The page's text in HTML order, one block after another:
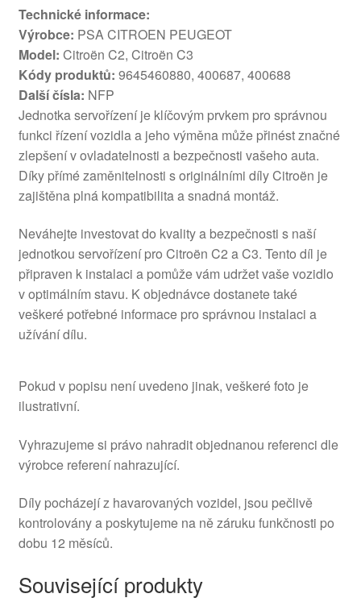
Technické informace:
Výrobce: PSA CITROEN PEUGEOT
Model: Citroën C2, Citroën C3
Kódy produktů: 9645460880, 400687, 400688
Další čísla: NFP
Jednotka servořízení je klíčovým prvkem pro správnou
funkci řízení vozidla a jeho výměna může přinést značné
zlepšení v ovladatelnosti a bezpečnosti vašeho auta.
Díky přímé zaměnitelnosti s originálními díly Citroën je
zajištěna plná kompatibilita a snadná montáž.
Neváhejte investovat do kvality a bezpečnosti s naší
jednotkou servořízení pro Citroën C2 a C3. Tento díl je
připraven k instalaci a pomůže vám udržet vaše vozidlo
v optimálním stavu. K objednávce dostanete také
veškeré potřebné informace pro správnou instalaci a
užívání dílu.
Pokud v popisu není uvedeno jinak, veškeré foto je
ilustrativní.
Vyhrazujeme si právo nahradit objednanou referenci dle
výrobce referení nahrazující.
Díly pocházejí z havarovaných vozidel, jsou pečlivě
kontrolovány a poskytujeme na ně záruku funkčnosti po
dobu 12 měsíců.
Související produkty